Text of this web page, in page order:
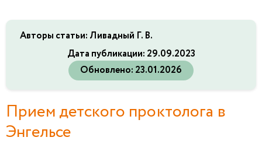
Авторы статьи: Ливадный Г. В.
Дата публикации: 29.09.2023
Обновлено: 23.01.2026
Прием детского проктолога в
Энгельсе